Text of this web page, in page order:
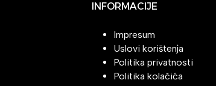
INFORMACIJE
Impresum
Uslovi korištenja
Politika privatnosti
Politika kolačića